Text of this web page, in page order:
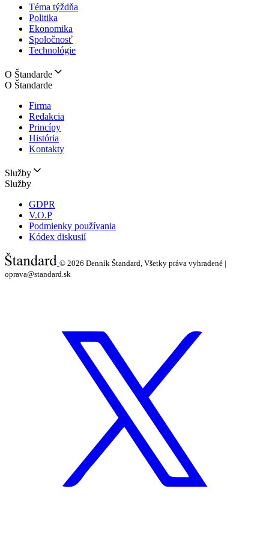
Téma týždňa
Politika
Ekonomika
Spoločnosť
Technológie
O Štandarde
O Štandarde
Firma
Redakcia
Princípy
História
Kontakty
Služby
Služby
GDPR
V.O.P
Podmienky používania
Kódex diskusií
© 2026 Denník Štandard, Všetky práva vyhradené |
oprava@standard.sk